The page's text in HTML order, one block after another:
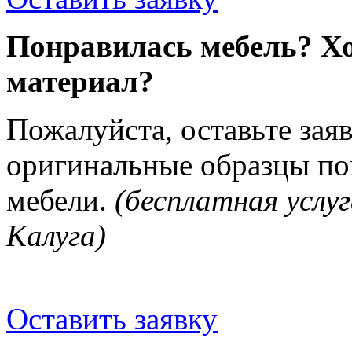
Понравилась мебель?
материал?
Пожалуйста, оставьте
оригинальные образцы
мебели. (бесплатная
Калуга)
Оставить заявку